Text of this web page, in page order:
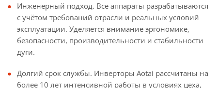
Инженерный подход. Все аппараты разрабатываются
с учётом требований отрасли и реальных условий
эксплуатации. Уделяется внимание эргономике,
безопасности, производительности и стабильности
дуги.
Долгий срок службы. Инверторы Aotai рассчитаны на
более 10 лет интенсивной работы в условиях цеха,